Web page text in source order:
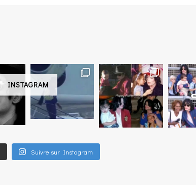
INSTAGRAM
Suivre sur Instagram